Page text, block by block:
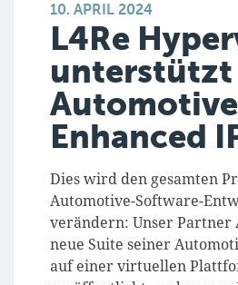
10. APRIL 2024
L4Re
unterstützt
Automotive
Enhanced
Dies wird den gesamten
Automotive-Software-
verändern: Unser Partner
neue Suite seiner
auf einer virtuellen